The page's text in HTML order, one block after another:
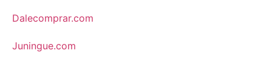
Dalecomprar.com
Juningue.com